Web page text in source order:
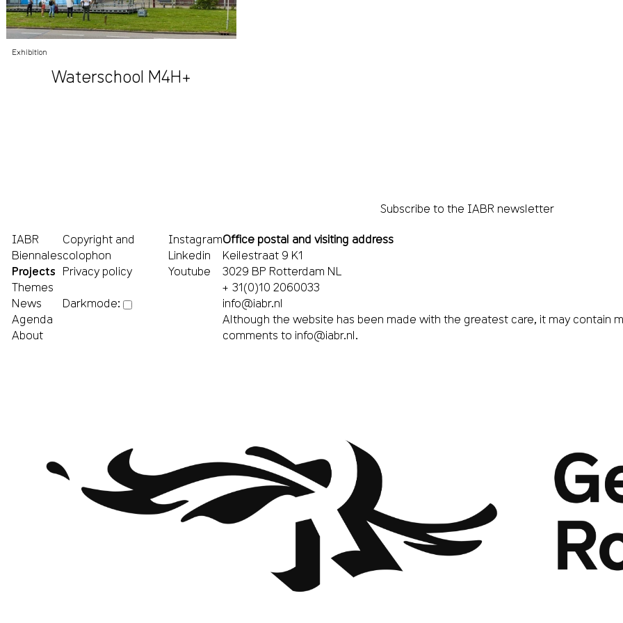
Exhibition
Waterschool M4H+
Subscribe to the IABR newsletter
IABR
Biennales
Projects
Themes
News
Agenda
About
Copyright and
colophon
Privacy policy
Darkmode:
Instagram
Linkedin
Youtube
Office postal and visiting address
Keilestraat 9 K1
3029 BP Rotterdam NL
+ 31(0)10 2060033
info@iabr.nl
Although the website has been made with the greatest care, it may contain
comments to info@iabr.nl.